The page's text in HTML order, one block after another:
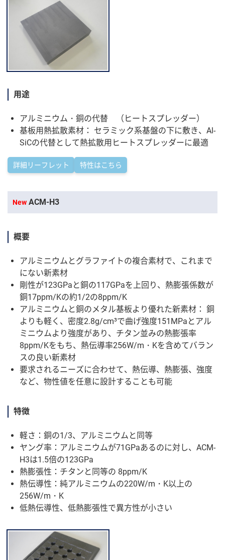
用途
アルミニウム・銅の代替 （ヒートスプレッダー）
基板用熱拡散素材： セラミック系基盤の下に敷き、Al-
SiCの代替として熱拡散用ヒートスプレッダーに最適
詳細リーフレット 特性はこちら
New ACM-H3
概要
アルミニウムとグラファイトの複合素材で、これまで
にない新素材
剛性が123GPaと銅の117GPaを上回り、熱膨張係数が
銅17ppm/Kの約1/2の8ppm/K
アルミニウムと銅のメタル基板より優れた新素材： 銅
よりも軽く、密度2.8g/cm³で曲げ強度151MPaとアル
ミニウムより強度があり、チタン並みの熱膨張率
8ppm/Kをもち、熱伝導率256W/m・Kを含めてバラン
スの良い新素材
要求されるニーズに合わせて、熱伝導、熱膨張、強度
など、物性値を任意に設計することも可能
特徴
軽さ：銅の1/3、アルミニウムと同等
ヤング率：アルミニウムが71GPaあるのに対し、ACM-
H3は1.5倍の123GPa
熱膨張性：チタンと同等の 8ppm/K
熱伝導性：純アルミニウムの220W/m・K以上の
256W/m・K
低熱伝導性、低熱膨張性で異方性が小さい